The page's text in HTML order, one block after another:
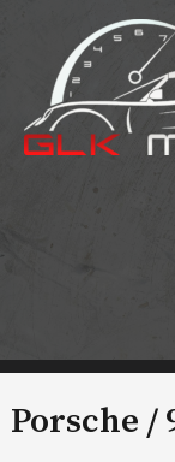
contenu
Porsche /